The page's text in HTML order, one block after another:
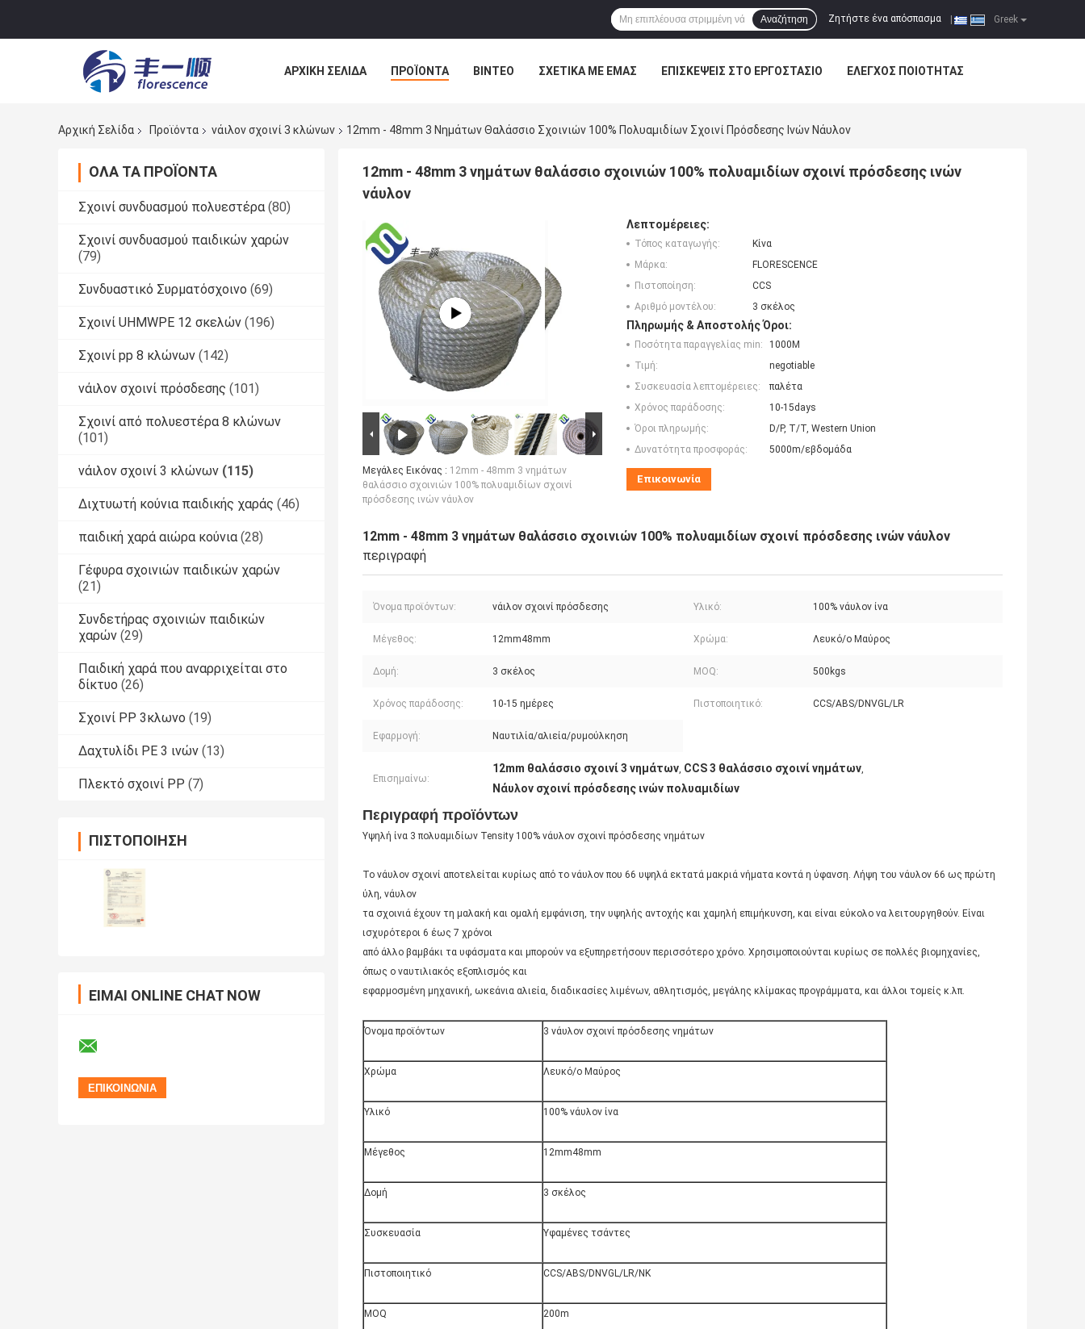
Greek
Ζητήστε ένα απόσπασμα
Αναζήτηση
ΑΡΧΙΚΉ ΣΕΛΊΔΑ ΠΡΟΪΌΝΤΑ ΒΊΝΤΕΟ ΣΧΕΤΙΚΆ ΜΕ ΕΜΆΣ ΕΠΙΣΚΈΨΕΙΣ ΣΤΟ ΕΡΓΟΣΤΆΣΙΟ ΈΛΕΓΧΟΣ ΠΟΙΌΤΗΤΑΣ
Αρχική Σελίδα
Προϊόντα νάιλον σχοινί 3 κλώνων 12mm - 48mm 3 Νημάτων Θαλάσσιο Σχοινιών 100% Πολυαμιδίων Σχοινί Πρόσδεσης Ινών Νάυλον
ΌΛΑ ΤΑ ΠΡΟΪΌΝΤΑ
Σχοινί συνδυασμού πολυεστέρα (80)
Σχοινί συνδυασμού παιδικών χαρών
(79)
Συνδυαστικό Συρματόσχοινο (69)
Σχοινί UHMWPE 12 σκελών (196)
Σχοινί pp 8 κλώνων (142)
νάιλον σχοινί πρόσδεσης (101)
Σχοινί από πολυεστέρα 8 κλώνων
(101)
νάιλον σχοινί 3 κλώνων (115)
Διχτυωτή κούνια παιδικής χαράς (46)
παιδική χαρά αιώρα κούνια (28)
Γέφυρα σχοινιών παιδικών χαρών
(21)
Συνδετήρας σχοινιών παιδικών
χαρών (29)
Παιδική χαρά που αναρριχείται στο
δίκτυο (26)
Σχοινί PP 3κλωνο (19)
Δαχτυλίδι PE 3 ινών (13)
Πλεκτό σχοινί PP (7)
ΠΙΣΤΟΠΟΊΗΣΗ
ΕΊΜΑΙ ONLINE CHAT NOW
12mm - 48mm 3 νημάτων θαλάσσιο σχοινιών 100% πολυαμιδίων σχοινί πρόσδεσης ινών
νάυλον
Μεγάλες Εικόνας : 12mm - 48mm 3 νημάτων
θαλάσσιο σχοινιών 100% πολυαμιδίων σχοινί
πρόσδεσης ινών νάυλον
Λεπτομέρειες:
Τόπος καταγωγής:
Κίνα
Μάρκα:
FLORESCENCE
Πιστοποίηση:
CCS
Αριθμό μοντέλου:
3 σκέλος
Πληρωμής & Αποστολής Όροι:
Ποσότητα παραγγελίας min:
1000M
Τιμή:
negotiable
Συσκευασία λεπτομέρειες:
παλέτα
Χρόνος παράδοσης:
10-15days
Όροι πληρωμής:
D/P, T/T, Western Union
Δυνατότητα προσφοράς:
5000m/εβδομάδα
Επικοινωνία
12mm - 48mm 3 νημάτων θαλάσσιο σχοινιών 100% πολυαμιδίων σχοινί πρόσδεσης ινών νάυλον
περιγραφή
Όνομα προϊόντων: νάιλον σχοινί πρόσδεσης Υλικό: 100% νάυλον ίνα
Μέγεθος: 12mm48mm Χρώμα: Λευκό/ο Μαύρος
Δομή: 3 σκέλος MOQ: 500kgs
Χρόνος παράδοσης: 10-15 ημέρες Πιστοποιητικό: CCS/ABS/DNVGL/LR
Εφαρμογή: Ναυτιλία/αλιεία/ρυμούλκηση
Επισημαίνω:
12mm θαλάσσιο σχοινί 3 νημάτων, CCS 3 θαλάσσιο σχοινί νημάτων,
Νάυλον σχοινί πρόσδεσης ινών πολυαμιδίων
Περιγραφή προϊόντων
Υψηλή ίνα 3 πολυαμιδίων Tensity 100% νάυλον σχοινί πρόσδεσης νημάτων
Το νάυλον σχοινί αποτελείται κυρίως από το νάυλον που 66 υψηλά εκτατά μακριά νήματα κοντά η ύφανση. Λήψη του νάυλον 66 ως πρώτη
ύλη, νάυλον
τα σχοινιά έχουν τη μαλακή και ομαλή εμφάνιση, την υψηλής αντοχής και χαμηλή επιμήκυνση, και είναι εύκολο να λειτουργηθούν. Είναι
ισχυρότεροι 6 έως 7 χρόνοι
από άλλο βαμβάκι τα υφάσματα και μπορούν να εξυπηρετήσουν περισσότερο χρόνο. Χρησιμοποιούνται κυρίως σε πολλές βιομηχανίες,
όπως ο ναυτιλιακός εξοπλισμός και
εφαρμοσμένη μηχανική, ωκεάνια αλιεία, διαδικασίες λιμένων, αθλητισμός, μεγάλης κλίμακας προγράμματα, και άλλοι τομείς κ.λπ.
Όνομα προϊόντων 3 νάυλον σχοινί πρόσδεσης νημάτων
Χρώμα Λευκό/ο Μαύρος
Υλικό 100% νάυλον ίνα
Μέγεθος 12mm48mm
Δομή 3 σκέλος
Συσκευασία Υφαμένες τσάντες
Πιστοποιητικό CCS/ABS/DNVGL/LR/NK
MOQ 200m